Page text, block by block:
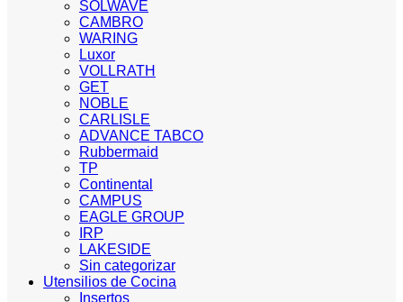
SOLWAVE
CAMBRO
WARING
Luxor
VOLLRATH
GET
NOBLE
CARLISLE
ADVANCE TABCO
Rubbermaid
TP
Continental
CAMPUS
EAGLE GROUP
IRP
LAKESIDE
Sin categorizar
Utensilios de Cocina
Insertos